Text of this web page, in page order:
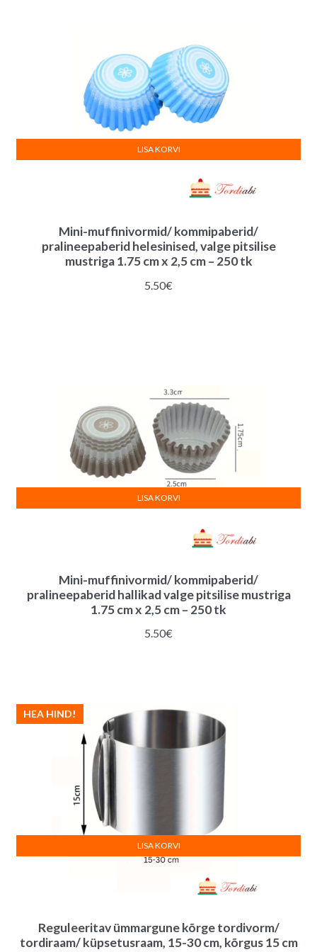
Mini-muffinivormid/ kommipaberid/
pralineepaberid helesinised, valge pitsilise
mustriga 1.75 cm x 2,5 cm – 250 tk
5.50€
LISA KORVI
Mini-muffinivormid/ kommipaberid/
pralineepaberid hallikad valge pitsilise mustriga
1.75 cm x 2,5 cm – 250 tk
5.50€
LISA KORVI
Reguleeritav ümmargune kõrge tordivorm/
tordiraam/ küpsetusraam, 15-30 cm, kõrgus 15 cm
HEA HIND!
LISA KORVI